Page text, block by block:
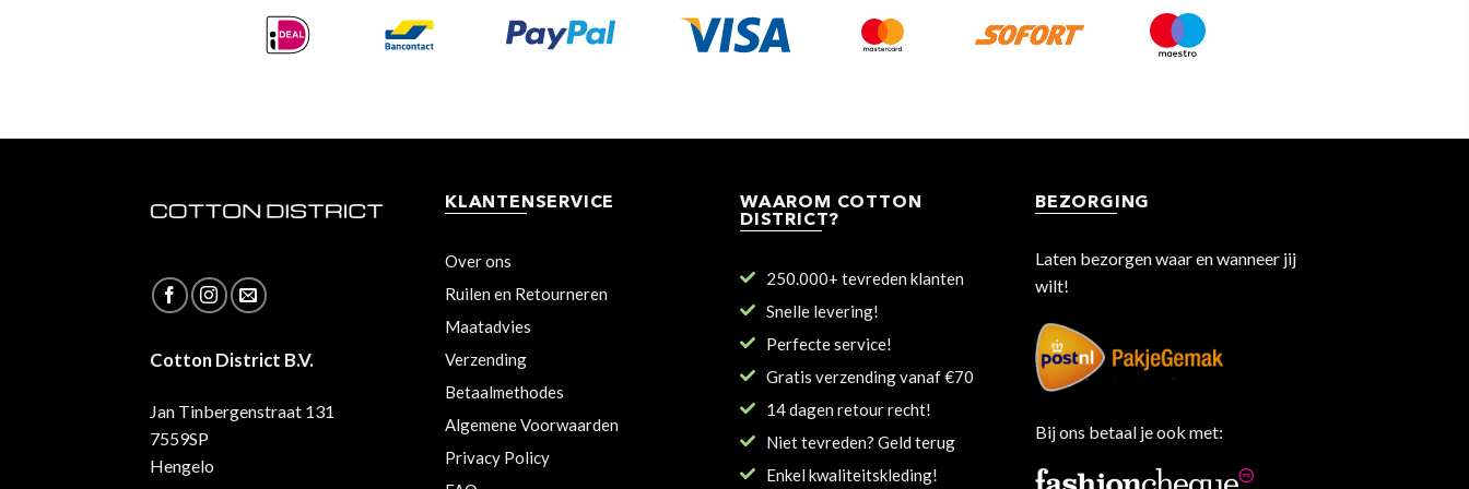
Cotton District B.V.
Jan Tinbergenstraat 131
7559SP
Hengelo
KLANTENSERVICE
Over ons
Ruilen en Retourneren
Maatadvies
Verzending
Betaalmethodes
Algemene Voorwaarden
Privacy Policy
WAAROM COTTON
DISTRICT?
250.000+ tevreden klanten
Snelle levering!
Perfecte service!
Gratis verzending vanaf €70
14 dagen retour recht!
Niet tevreden? Geld terug
Enkel kwaliteitskleding!
BEZORGING
Laten bezorgen waar en wanneer jij
wilt!
Bij ons betaal je ook met: